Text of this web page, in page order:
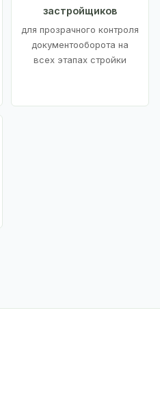
застройщиков
для прозрачного контроля
документооборота на
всех этапах стройки